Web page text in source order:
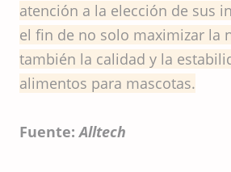
atención a la elección de sus
el fin de no solo maximizar la
también la calidad y la
alimentos para mascotas.
Fuente:Alltech